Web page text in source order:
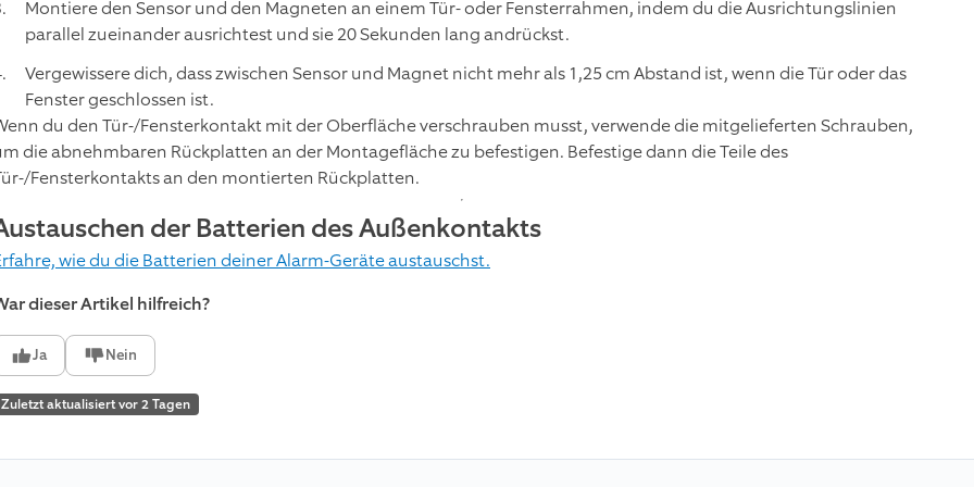
Montiere den Sensor und den Magneten an einem Tür- oder Fensterrahmen, indem du die Ausrichtungslinien
parallel zueinander ausrichtest und sie 20 Sekunden lang andrückst.
Vergewissere dich, dass zwischen Sensor und Magnet nicht mehr als 1,25 cm Abstand ist, wenn die Tür oder das
Fenster geschlossen ist.
du den Tür-/Fensterkontakt mit der Oberfläche verschrauben musst, verwende die mitgelieferten Schrauben,
die abnehmbaren Rückplatten an der Montagefläche zu befestigen. Befestige dann die Teile des
Fensterkontakts an den montierten Rückplatten.
der Batterien des Außenkontakts
wie du die Batterien deiner Alarm-Geräte austauschst.
dieser Artikel hilfreich?
Ja Nein
Zuletzt aktualisiert vor 2 Tagen